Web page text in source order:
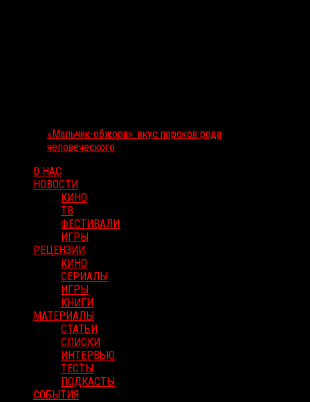
«Мальчик-обжора»: вкус пороков рода
человеческого
О НАС
НОВОСТИ
КИНО
ТВ
ФЕСТИВАЛИ
ИГРЫ
РЕЦЕНЗИИ
КИНО
СЕРИАЛЫ
ИГРЫ
КНИГИ
МАТЕРИАЛЫ
СТАТЬИ
СПИСКИ
ИНТЕРВЬЮ
ТЕСТЫ
ПОДКАСТЫ
СОБЫТИЯ